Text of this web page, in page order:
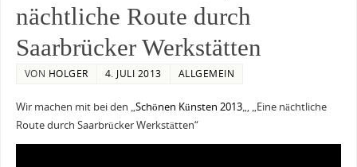
nächtliche Route durch
Saarbrücker Werkstätten
VON HOLGER 4. JULI 2013 ALLGEMEIN
Wir machen mit bei den „Schönen Künsten 2013„, „Eine nächtliche
Route durch Saarbrücker Werkstätten“